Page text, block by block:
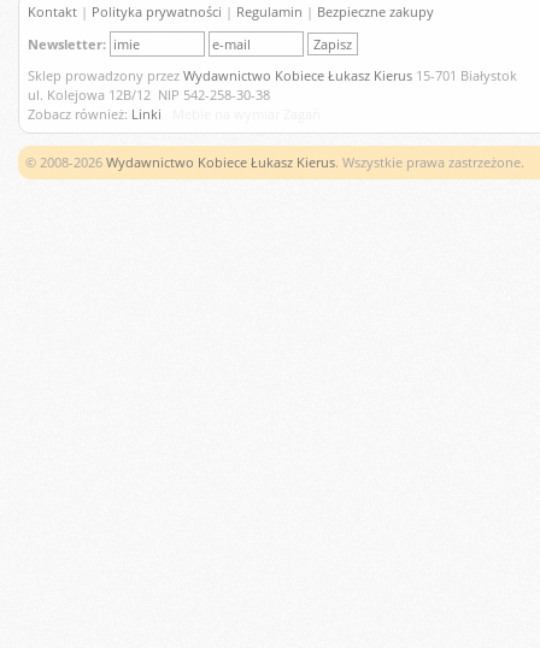
Kontakt | Polityka prywatności | Regulamin | Bezpieczne zakupy
Newsletter:
Sklep prowadzony przez Wydawnictwo Kobiece Łukasz Kierus 15-701 Białystok
ul. Kolejowa 12B/12 NIP 542-258-30-38
Zobacz również: Linki
© 2008-2026 Wydawnictwo Kobiece Łukasz Kierus. Wszystkie prawa zastrzeżone.